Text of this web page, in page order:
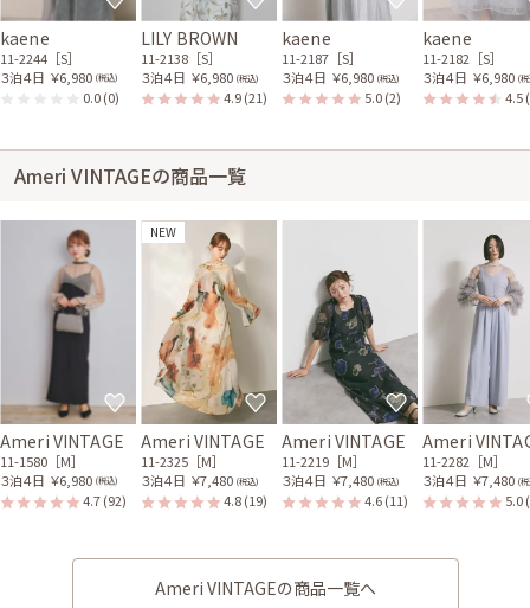
kaene
11-2244［S］
３泊４日 ￥6,980 (税込)
0.0(0)
LILY BROWN
11-2138［S］
３泊４日 ￥6,980 (税込)
4.9(21)
kaene
11-2187［S］
３泊４日 ￥6,980 (税込)
5.0(2)
kaene
11-2182［S］
３泊４日 ￥6,980 (
4.5
Ameri VINTAGEの商品一覧
Ameri VINTAGE
11-1580［M］
３泊４日 ￥6,980 (税込)
4.7(92)
NEW
Ameri VINTAGE
11-2325［M］
３泊４日 ￥7,480 (税込)
4.8(19)
Ameri VINTAGE
11-2219［M］
３泊４日 ￥7,480 (税込)
4.6(11)
Ameri
11-2282［M］
３泊４日 ￥7,480 (
5.0
Ameri VINTAGEの商品一覧へ